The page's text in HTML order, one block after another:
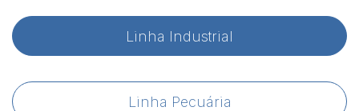
Linha Industrial
Linha Pecuária